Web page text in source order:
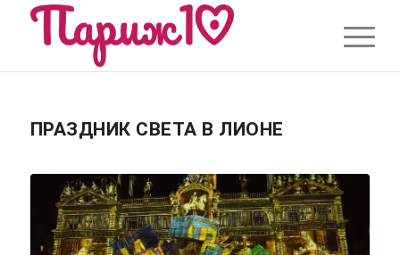
ПРАЗДНИК СВЕТА В ЛИОНЕ